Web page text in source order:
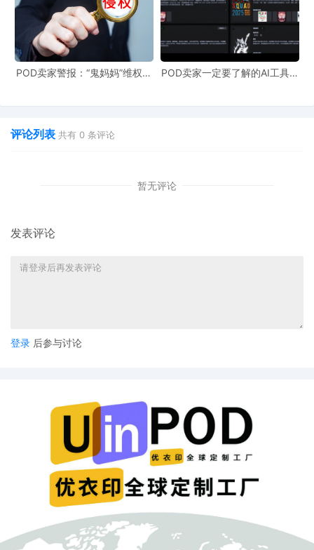
将实木床拆分为"北美橡木+榫卯设计费+手工雕刻工时"
60%费用通过知识产权通道结算
利用《TRIPS协定》免税条款
3. 义乌充电宝：细分产品构成
零部件适用较低关税税率
利润率提升37%
4. 中山灯具：极致拆分策略
关税从25%降至8%
商业模式的重构升级
这一系列创新实践背后，是商业逻辑的根本性转变：
从卖产品到卖价值
工业设计服务
技术解决方案
知识产权授权
POD卖家警报：“鬼妈妈”维权致
POD卖家一定要了解的AI工具，
评论列表 共有 0 条评论
暂无评论
发表评论
登录 后参与讨论